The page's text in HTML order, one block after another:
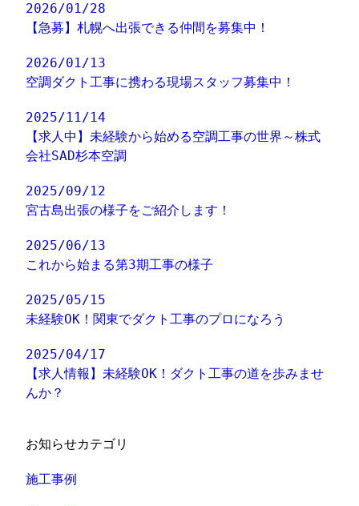
2026/01/28
【急募】札幌へ出張できる仲間を募集中！
2026/01/13
空調ダクト工事に携わる現場スタッフ募集中！
2025/11/14
【求人中】未経験から始める空調工事の世界～株式
会社SAD杉本空調
2025/09/12
宮古島出張の様子をご紹介します！
2025/06/13
これから始まる第3期工事の様子
2025/05/15
未経験OK！関東でダクト工事のプロになろう
2025/04/17
【求人情報】未経験OK！ダクト工事の道を歩みませ
んか？
お知らせカテゴリ
施工事例